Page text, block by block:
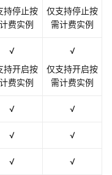
持停止按
费实例
仅支持停止按
需计费实例
√
持开启按
费实例
√
仅支持开启按
需计费实例
√ √
√ √
√ √